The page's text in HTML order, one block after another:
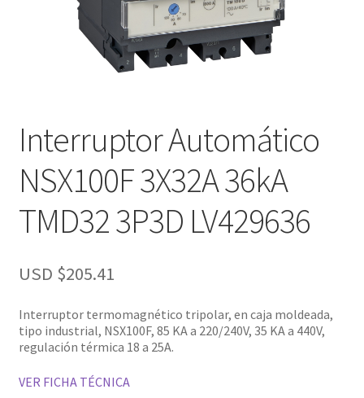
Interruptor Automático
NSX100F 3X32A 36kA
TMD32 3P3D LV429636
USD $205.41
Interruptor termomagnético tripolar, en caja moldeada,
tipo industrial, NSX100F, 85 KA a 220/240V, 35 KA a 440V,
regulación térmica 18 a 25A.
VER FICHA TÉCNICA